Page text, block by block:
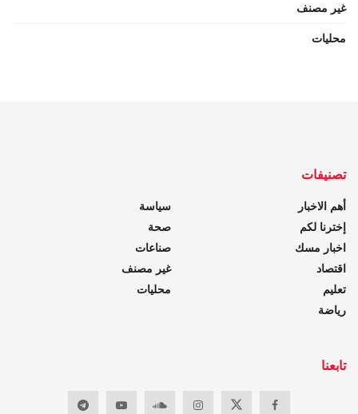
غير مصنف
محليات
تصنيفات
أهم الاخبار
إخترنا لكم
اخبار مسك
اقتصاد
تعليم
رياضة
سياسة
صحة
صناعات
غير مصنف
محليات
تابعنا